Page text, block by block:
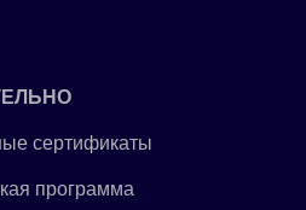
сертификаты
программа